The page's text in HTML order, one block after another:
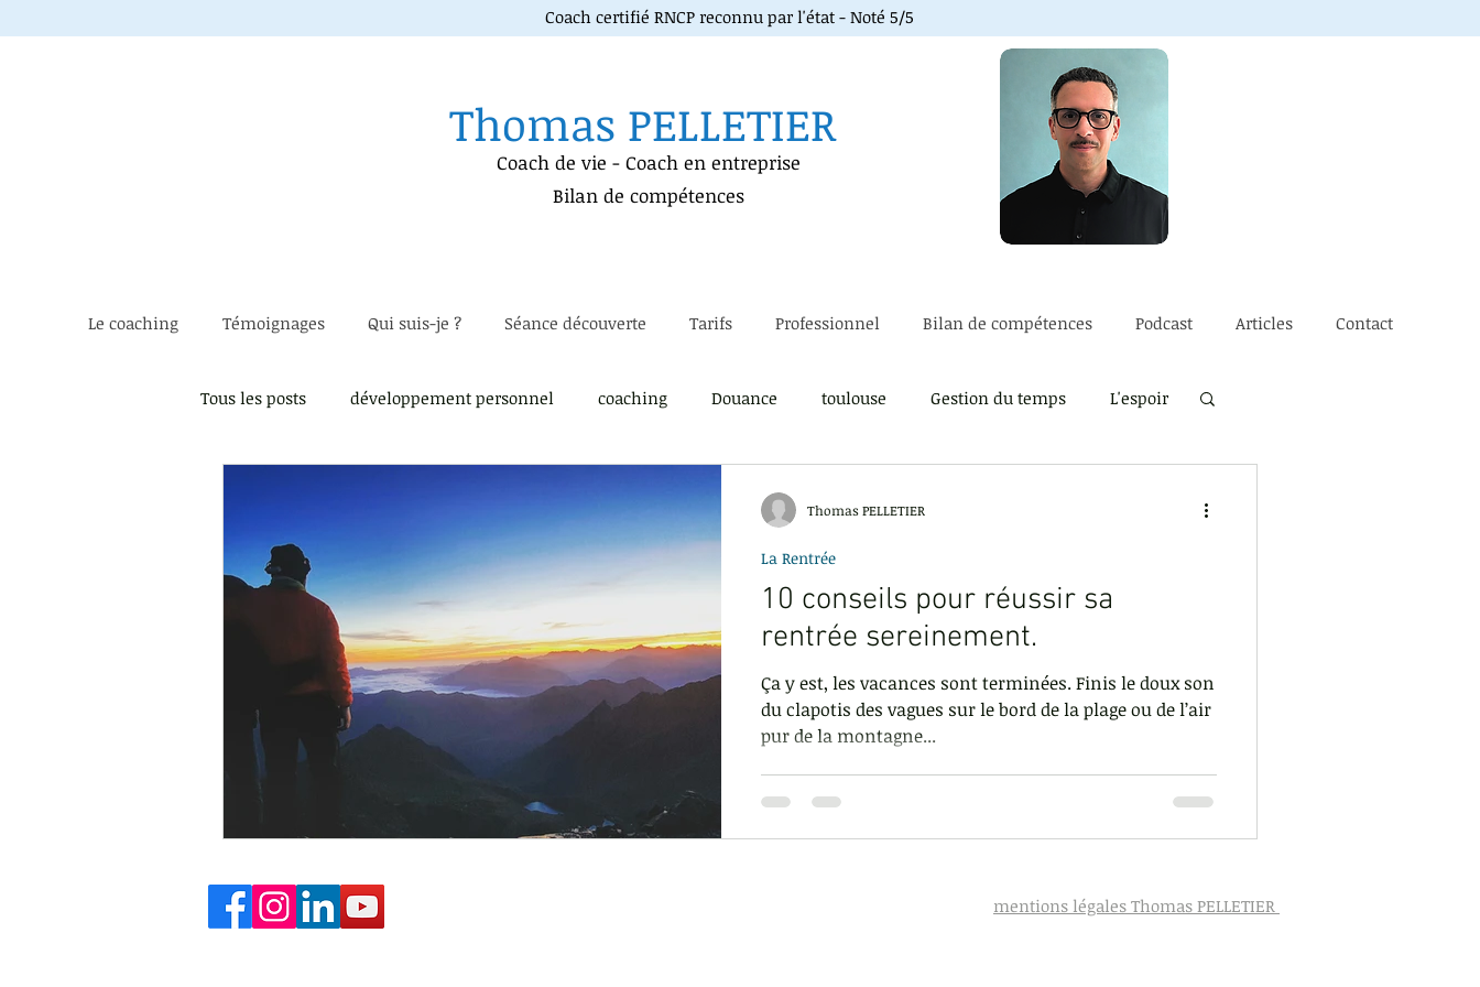
Coach certifié RNCP reconnu par l'état - Noté 5/5
Thomas PELLETIER
Coach de vie - Coach en entreprise
Bilan de compétences
Le coaching Témoignages Qui suis-je ? Séance découverte Tarifs Professionnel Bilan de compétences Podcast Articles Contact
Tous les posts développement personnel coaching Douance toulouse Gestion du temps L'espoir
La Rentrée gestion de la peur Être actif
Penser à soi Zone de confort Faire des rencontres
10 conseils pour réussir sa
rentrée sereinement.
Ça y est, les vacances sont terminées. Finis le doux son
du clapotis des vagues sur le bord de la plage ou de l’air
pur de la montagne...
La Rentrée
Thomas PELLETIER
mentions légales Thomas PELLETIER